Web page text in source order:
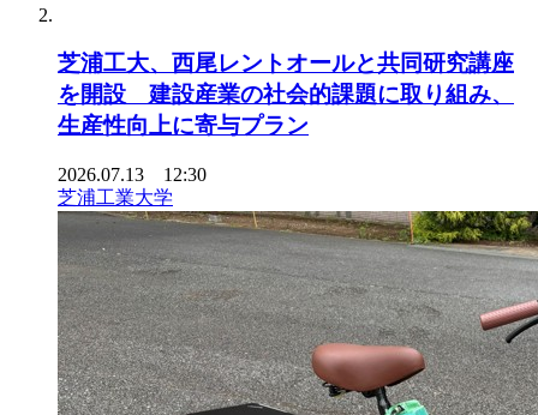
芝浦工大、西尾レントオールと共同研究講座
を開設 建設産業の社会的課題に取り組み、
生産性向上に寄与プラン
2026.07.13 12:30
芝浦工業大学